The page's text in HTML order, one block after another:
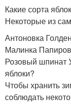
Какие сорта
Некоторые из
Антоновка
Малинка
Розовый шпинат
яблоки?
Чтобы хранить
соблюдать